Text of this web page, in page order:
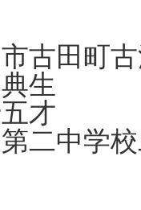
田町古
生
中学校